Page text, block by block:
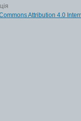
Attribution 4.0